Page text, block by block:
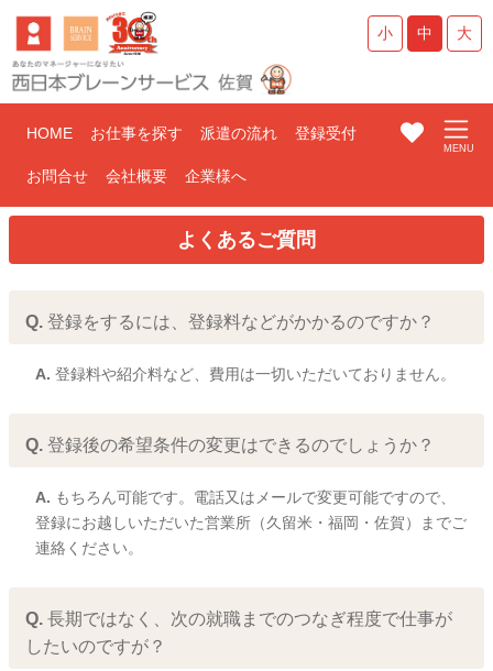
小 中 大
HOME お仕事を探す 派遣の流れ 登録受付
お問合せ 会社概要 企業様へ
よくあるご質問
Q. 登録をするには、登録料などがかかるのですか？
A. 登録料や紹介料など、費用は一切いただいておりません。
Q. 登録後の希望条件の変更はできるのでしょうか？
A. もちろん可能です。電話又はメールで変更可能ですので、
登録にお越しいただいた営業所（久留米・福岡・佐賀）までご
連絡ください。
Q. 長期ではなく、次の就職までのつなぎ程度で仕事が
したいのですが？